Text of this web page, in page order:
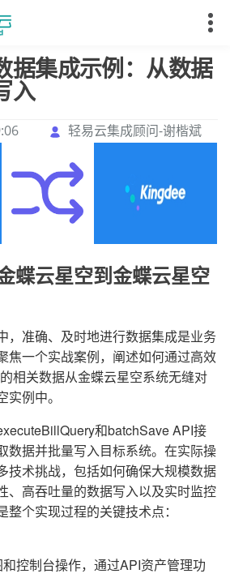
据集成示例：从数据
入
轻易云集成顾问-谢楷斌
蝶云星空到金蝶云星空
，准确、及时地进行数据集成是业务
焦一个实战案例，阐述如何通过高效
相关数据从金蝶云星空系统无缝对
例中。
和batchSave API接
数据并批量写入目标系统。在实际操
技术挑战，包括如何确保大规模数据
、高吞吐量的数据写入以及实时监控
个实现过程的关键技术点：
控制台操作，通过API资产管理功